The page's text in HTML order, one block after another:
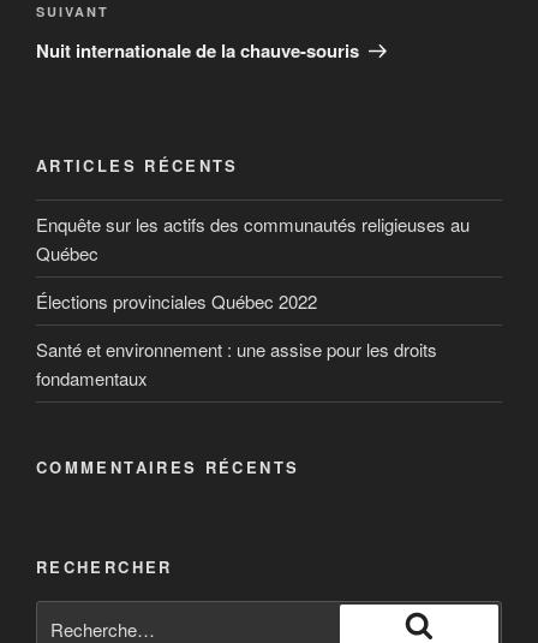
SUIVANT
Nuit internationale de la chauve-souris
ARTICLES RÉCENTS
Enquête sur les actifs des communautés religieuses au
Québec
Élections provinciales Québec 2022
Santé et environnement : une assise pour les droits
fondamentaux
COMMENTAIRES RÉCENTS
RECHERCHER